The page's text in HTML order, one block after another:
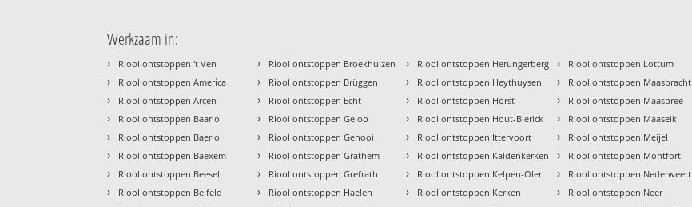
Werkzaam in:
› Riool ontstoppen 't Ven
› Riool ontstoppen America
› Riool ontstoppen Arcen
› Riool ontstoppen Baarlo
› Riool ontstoppen Baerlo
› Riool ontstoppen Baexem
› Riool ontstoppen Beesel
› Riool ontstoppen Belfeld
› Riool ontstoppen Broekhuizen
› Riool ontstoppen Brüggen
› Riool ontstoppen Echt
› Riool ontstoppen Geloo
› Riool ontstoppen Genooi
› Riool ontstoppen Grathem
› Riool ontstoppen Grefrath
› Riool ontstoppen Haelen
› Riool ontstoppen Herungerberg
› Riool ontstoppen Heythuysen
› Riool ontstoppen Horst
› Riool ontstoppen Hout-Blerick
› Riool ontstoppen Ittervoort
› Riool ontstoppen Kaldenkerken
› Riool ontstoppen Kelpen-Oler
› Riool ontstoppen Kerken
› Riool ontstoppen Lottum
› Riool ontstoppen Maasbracht
› Riool ontstoppen Maasbree
› Riool ontstoppen Maaseik
› Riool ontstoppen Meijel
› Riool ontstoppen Montfort
› Riool ontstoppen Nederweert
› Riool ontstoppen Neer